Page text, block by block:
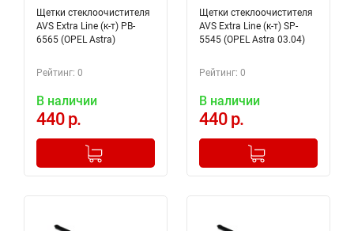
Щетки стеклоочистителя
AVS Extra Line (к-т) PB-
6565 (OPEL Astra)
Рейтинг: 0
В наличии
440 р.
+
Добавлено в корзину
Щетки стеклоочистителя
AVS Extra Line (к-т) SP-
5545 (OPEL Astra 03.04)
Рейтинг: 0
В наличии
440 р.
+
Добавлено в корзину